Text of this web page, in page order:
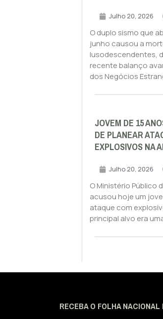
Julho 20, 2026
O duplo sismo que
junho causou a
lusodescendentes,
recente balanço
dos Negócios
JOVEM DE 15
DE PLANEAR
EXPLOSIVOS NA
Julho 20, 2026
O Ministério Público
acusou hoje um
ataque com
principal alvo era
RECEBA O FOLHA